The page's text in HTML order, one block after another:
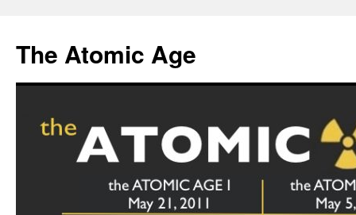
content
The Atomic Age